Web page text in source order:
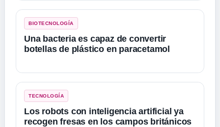
BIOTECNOLOGÍA
Una bacteria es capaz de convertir
botellas de plástico en paracetamol
TECNOLOGÍA
Los robots con inteligencia artificial ya
recogen fresas en los campos británicos